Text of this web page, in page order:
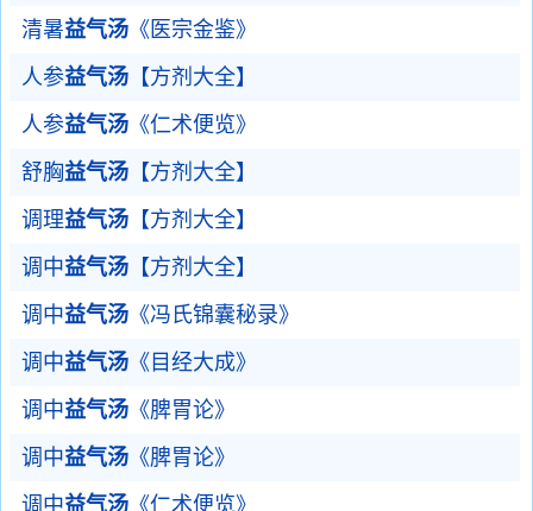
清暑益气汤 《医宗金鉴》
人参益气汤 【方剂大全】
人参益气汤 《仁术便览》
舒胸益气汤 【方剂大全】
调理益气汤 【方剂大全】
调中益气汤 【方剂大全】
调中益气汤 《冯氏锦囊秘录》
调中益气汤 《目经大成》
调中益气汤 《脾胃论》
调中益气汤 《脾胃论》
调中益气汤 《仁术便览》